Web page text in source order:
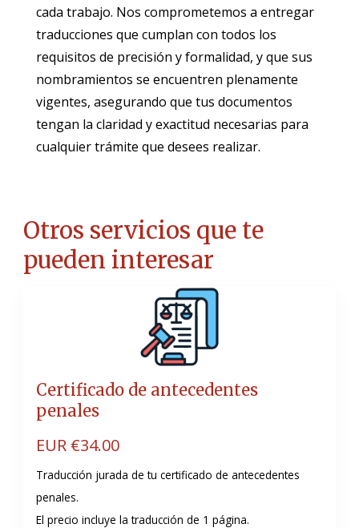
cada trabajo. Nos comprometemos a entregar
traducciones que cumplan con todos los
requisitos de precisión y formalidad, y que sus
nombramientos se encuentren plenamente
vigentes, asegurando que tus documentos
tengan la claridad y exactitud necesarias para
cualquier trámite que desees realizar.
Otros servicios que te
pueden interesar
Certificado de antecedentes
penales
EUR €34.00
Traducción jurada de tu certificado de antecedentes
penales.
El precio incluye la traducción de 1 página.